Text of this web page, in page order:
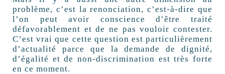
problème, c’est la renonciation, c’est-à-dire que
l’on peut avoir conscience d’être traité
défavorablement et de ne pas vouloir contester.
C’est vrai que cette question est particulièrement
d’actualité parce que la demande de dignité,
d’égalité et de non-discrimination est très forte
en ce moment.